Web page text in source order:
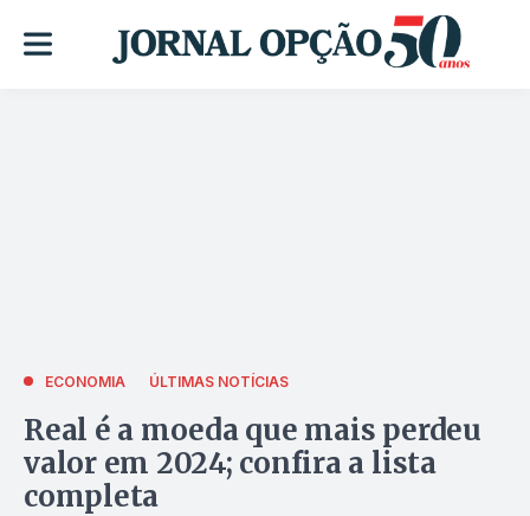
ECONOMIA ÚLTIMAS NOTÍCIAS
Real é a moeda que mais perdeu
valor em 2024; confira a lista
completa